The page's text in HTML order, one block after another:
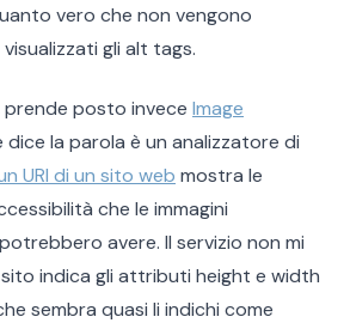
vero che non vengono
gli alt tags.
prende posto invece Image
dice la parola è un analizzatore di
URI di un sito web mostra le
che le immagini
avere. Il servizio non mi
indica gli attributi height e width
sembra quasi li indichi come